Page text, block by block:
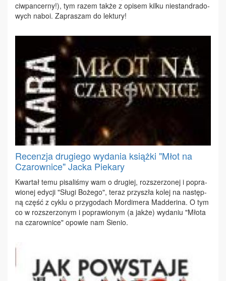
ciw­pan­cer­ny!), tym ra­zem tak­że z opi­sem kil­ku nie­stan­dra­do­
wych na­boi. Za­pra­szam do lek­tu­ry!
Recenzja drugiego wydania książki "Młot na
Czarownice" Jacka Piekary
Kwar­tał te­mu pi­sa­li­śmy wam o dru­giej, roz­sze­rzo­nej i po­pra­
wio­nej edy­cji "Słu­gi Bo­że­go", te­raz przy­szła ko­lej na na­stęp­
ną część z cy­klu o przy­go­dach Mor­di­me­ra Mad­de­ri­na. O tym
co w roz­sze­rzo­nym i po­pra­wio­nym (a jak­że) wy­da­niu "Mło­ta
na cza­row­ni­ce" opo­wie nam Sie­nio.